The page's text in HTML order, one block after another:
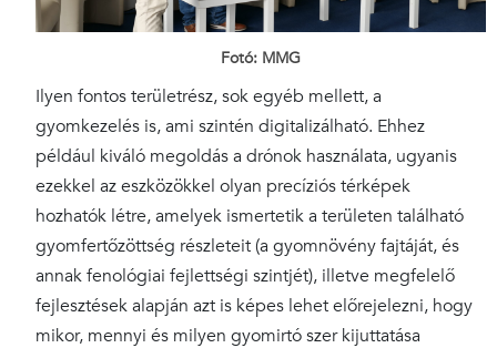
Fotó: MMG
Ilyen fontos területrész, sok egyéb mellett, a
gyomkezelés is, ami szintén digitalizálható. Ehhez
például kiváló megoldás a drónok használata, ugyanis
ezekkel az eszközökkel olyan precíziós térképek
hozhatók létre, amelyek ismertetik a területen található
gyomfertőzöttség részleteit (a gyomnövény fajtáját, és
annak fenológiai fejlettségi szintjét), illetve megfelelő
fejlesztések alapján azt is képes lehet előrejelezni, hogy
mikor, mennyi és milyen gyomirtó szer kijuttatása